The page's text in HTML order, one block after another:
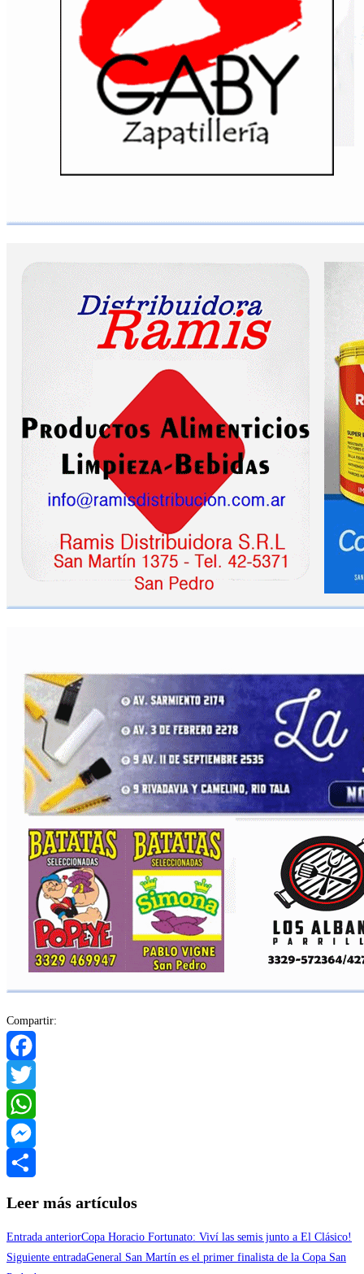
Compartir:
Facebook
Twitter
WhatsApp
Messenger
Leer más artículos
Entrada anteriorCopa Horacio Fortunato: Viví las semis junto a El Clásico!
Siguiente entradaGeneral San Martín es el primer finalista de la Copa San